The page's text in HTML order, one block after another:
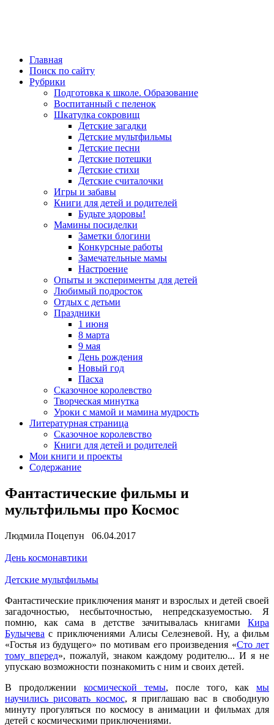
Главная
Поиск по сайту
Рубрики
Подготовка к школе. Образование
Воспитанный с пеленок
Шкатулка сокровищ
Детские загадки
Детские мультфильмы
Детские песни
Детские потешки
Детские стихи
Детские считалочки
Игры и забавы
Книги для детей и родителей
Будьте здоровы!
Мамины посиделки
Заметки блогини
Конкурсные работы
Замечательные мамы
Настроение
Опыты и эксперименты для детей
Любимый подросток
Отдых с детьми
Праздники
1 июня
8 марта
9 мая
День рождения
Новый год
Пасха
Сказочное королевство
Творческая минутка
Уроки с мамой и мамина мудрость
Литературная страница
Сказочное королевство
Книги для детей и родителей
Мои книги и проекты
Содержание
Фантастические фильмы и
мультфильмы про Космос
Людмила Поцепун 06.04.2017
День космонавтики
Детские мультфильмы
Фантастические приключения манят и взрослых и детей своей
загадочностью, несбыточностью, непредсказуемостью. Я
помню, как сама в детстве зачитывалась книгами Кира
Булычева с приключениями Алисы Селезневой. Ну, а фильм
«Гостья из будущего» по мотивам его произведения «Сто лет
тому вперед», пожалуй, знаком каждому родителю... И я не
упускаю возможности познакомить с ним и своих детей.
В продолжении космической темы, после того, как мы
научились рисовать космос, я приглашаю вас в свободную
минуту прогуляться по космосу в анимации и фильмах для
детей с космическими приключениями.